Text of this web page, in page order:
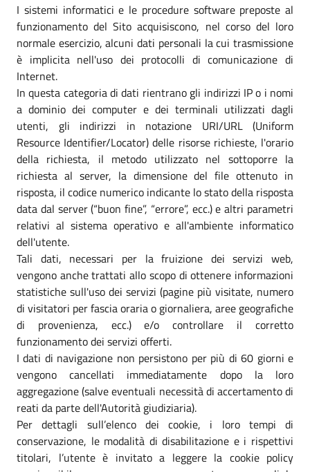
I sistemi informatici e le procedure software preposte al
funzionamento del Sito acquisiscono, nel corso del loro
normale esercizio, alcuni dati personali la cui trasmissione
è implicita nell'uso dei protocolli di comunicazione di
Internet.
In questa categoria di dati rientrano gli indirizzi IP o i nomi
a dominio dei computer e dei terminali utilizzati dagli
utenti, gli indirizzi in notazione URI/URL (Uniform
Resource Identifier/Locator) delle risorse richieste, l'orario
della richiesta, il metodo utilizzato nel sottoporre la
richiesta al server, la dimensione del file ottenuto in
risposta, il codice numerico indicante lo stato della risposta
data dal server (“buon fine”, “errore”, ecc.) e altri parametri
relativi al sistema operativo e all'ambiente informatico
dell'utente.
Tali dati, necessari per la fruizione dei servizi web,
vengono anche trattati allo scopo di ottenere informazioni
statistiche sull'uso dei servizi (pagine più visitate, numero
di visitatori per fascia oraria o giornaliera, aree geografiche
di provenienza, ecc.) e/o controllare il corretto
funzionamento dei servizi offerti.
I dati di navigazione non persistono per più di 60 giorni e
vengono cancellati immediatamente dopo la loro
aggregazione (salve eventuali necessità di accertamento di
reati da parte dell'Autorità giudiziaria).
Per dettagli sull’elenco dei cookie, i loro tempi di
conservazione, le modalità di disabilitazione e i rispettivi
titolari, l’utente è invitato a leggere la cookie policy